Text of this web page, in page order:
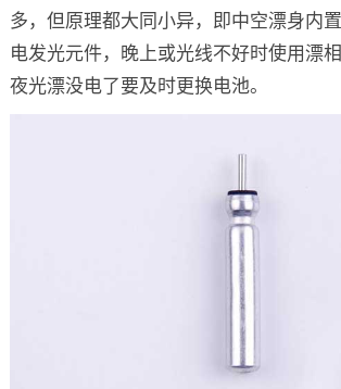
多，但原理都大同小异，即中空漂身内
电发光元件，晚上或光线不好时使用漂
夜光漂没电了要及时更换电池。